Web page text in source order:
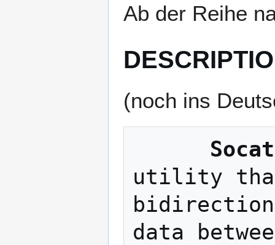
Ab der Reihe
(noch ins
Socat
utility
data